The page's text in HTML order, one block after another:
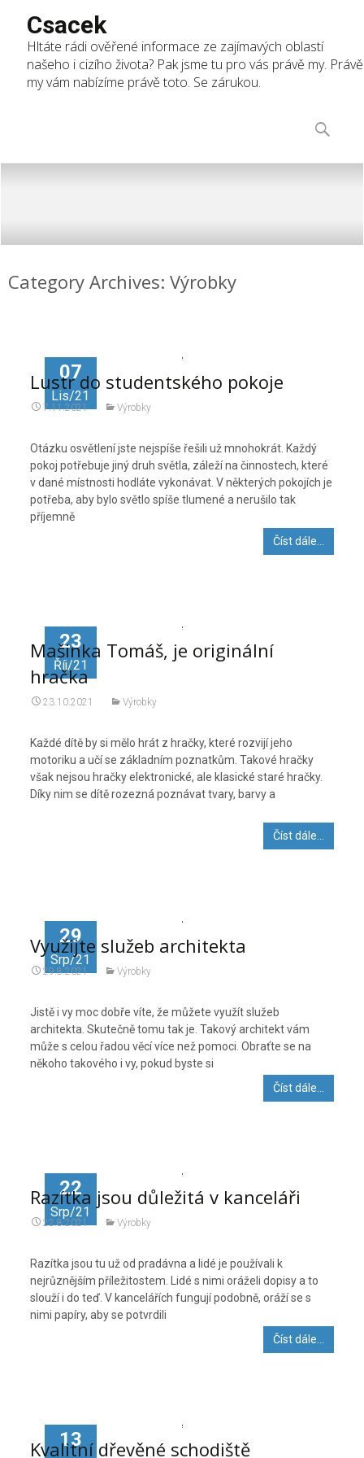
Csacek
Hltáte rádi ověřené informace ze zajímavých oblastí
našeho i cizího života? Pak jsme tu pro vás právě my. Právě
my vám nabízíme právě toto. Se zárukou.
to
content
Category Archives: Výrobky
07
Lis/21
Lustr do studentského pokoje
7.11.2021 Výrobky
Otázku osvětlení jste nejspíše řešili už mnohokrát. Každý
pokoj potřebuje jiný druh světla, záleží na činnostech, které
v dané místnosti hodláte vykonávat. V některých pokojích je
potřeba, aby bylo světlo spíše tlumené a nerušilo tak
příjemně
Číst dále…
23
Říj/21
Mašinka Tomáš, je originální
hračka
23.10.2021 Výrobky
Každé dítě by si mělo hrát z hračky, které rozvijí jeho
motoriku a učí se základním poznatkům. Takové hračky
však nejsou hračky elektronické, ale klasické staré hračky.
Díky nim se dítě rozezná poznávat tvary, barvy a
Číst dále…
29
Srp/21
Využijte služeb architekta
29.8.2021 Výrobky
Jistě i vy moc dobře víte, že můžete využít služeb
architekta. Skutečně tomu tak je. Takový architekt vám
může s celou řadou věcí více než pomoci. Obraťte se na
někoho takového i vy, pokud byste si
Číst dále…
22
Srp/21
Razítka jsou důležitá v kanceláři
22.8.2021 Výrobky
Razítka jsou tu už od pradávna a lidé je používali k
nejrůznějším příležitostem. Lidé s nimi oráželi dopisy a to
slouží i do teď. V kancelářích fungují podobně, oráží se s
nimi papíry, aby se potvrdili
Číst dále…
13
Kvalitní dřevěné schodiště